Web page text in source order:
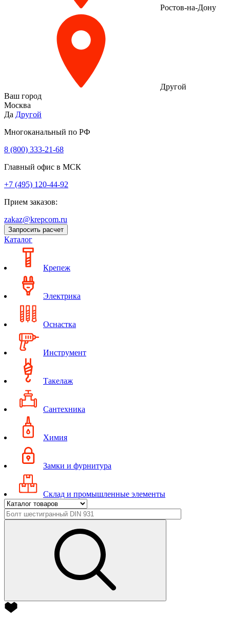
Ростов-на-Дону
Другой
Ваш город
Москва
Да Другой
Многоканальный по РФ
8 (800) 333‑21-68
Главный офис в МСК
+7 (495) 120-44-92
Прием заказов:
zakaz@krepcom.ru
Запросить расчет
Каталог
Крепеж
Электрика
Оснастка
Инструмент
Такелаж
Сантехника
Химия
Замки и фурнитура
Склад и промышленные элементы